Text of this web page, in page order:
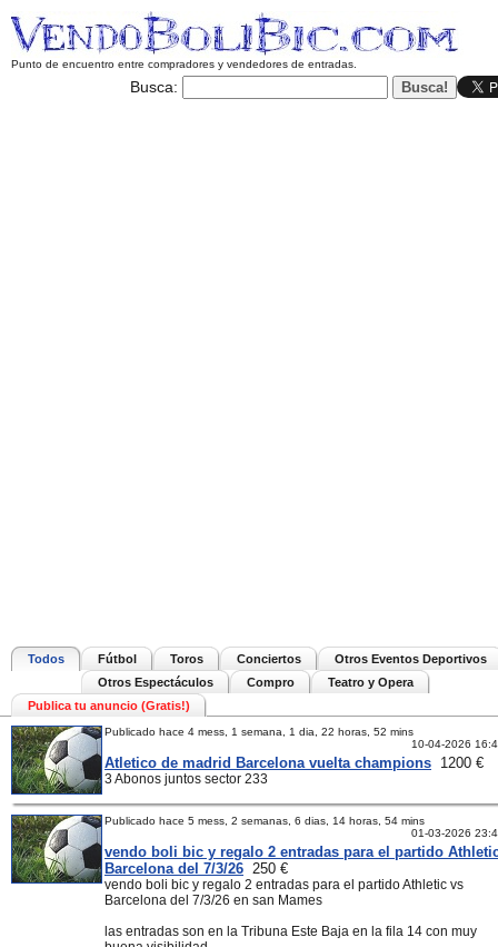
Punto de encuentro entre compradores y vendedores de entradas.
Busca:
Todos Fútbol Toros Conciertos
Otros Eventos Deportivos
Otros Espectáculos
Compro
Teatro y Opera
Publica tu anuncio (Gratis!)
Publicado hace 4 mess, 1 semana, 1 dia, 22 horas, 52 mins
10-04-2026
Atletico de madrid Barcelona vuelta champions 1200 €
3 Abonos juntos sector 233
Publicado hace 5 mess, 2 semanas, 6 dias, 14 horas, 54 mins
01-03-2026
vendo boli bic y regalo 2 entradas para el partido
Barcelona del 7/3/26 250 €
vendo boli bic y regalo 2 entradas para el partido Athletic vs
Barcelona del 7/3/26 en san Mames
las entradas son en la Tribuna Este Baja en la fila 14 con muy